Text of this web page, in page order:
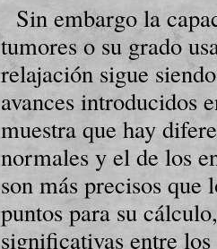
Sin embargo la
tumores o su grado
relajación sigue
avances introducidos
muestra que hay
normales y el de los
son más precisos que
puntos para su
significativas entre